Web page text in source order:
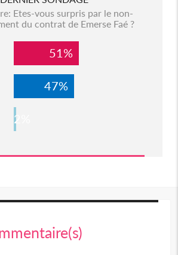
Etes-vous surpris par le non-
du contrat de Emerse Faé ?
51%
47%
2%